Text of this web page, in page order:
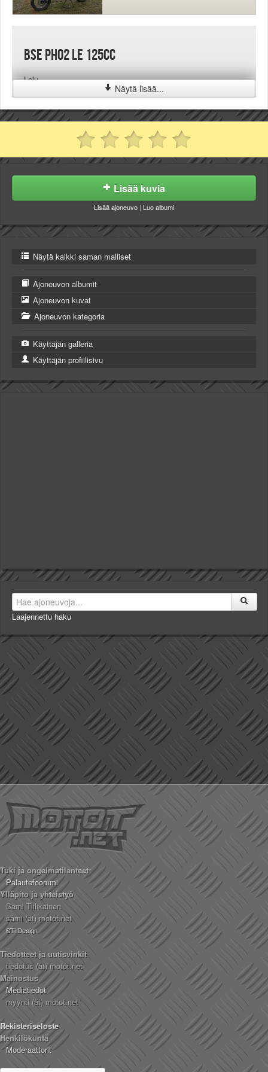
Näytä lisää...
Bse PH02 LE 125cc
Lelu
Lisää kuvia
Lisää ajoneuvo | Luo albumi
Näytä kaikki saman malliset
Ajoneuvon albumit
Ajoneuvon kuvat
Ajoneuvon kategoria
Käyttäjän galleria
Käyttäjän profiilisivu
Laajennettu haku
Tuki ja ongelmatilanteet
Palautefoorumi
Ylläpito ja yhteistyö
Sami Tiilikainen
sami (ät) motot.net
STi Design
Tiedotteet ja uutisvinkit
tiedotus (ät) motot.net
Mainostus
Mediatiedot
myynti (ät) motot.net
Rekisteriseloste
Henkilökunta
Moderaattorit